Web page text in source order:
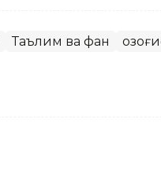
Таълим ва фан